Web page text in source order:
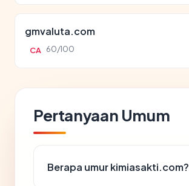
gmvaluta.com
CA 60/100
Pertanyaan Umum
Berapa umur kimiasakti.com?